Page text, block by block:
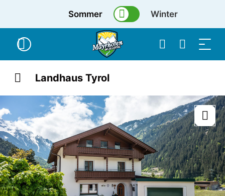
Sommer Winter
Landhaus Tyrol